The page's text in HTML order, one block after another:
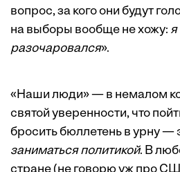
вопрос, за кого они будут
на выборы вообще не хожу: я
разочаровался».
«Наши люди» — в немалом
святой уверенности, что
бросить бюллетень в урну —
заниматься политикой. В
стране (не говорю уж про